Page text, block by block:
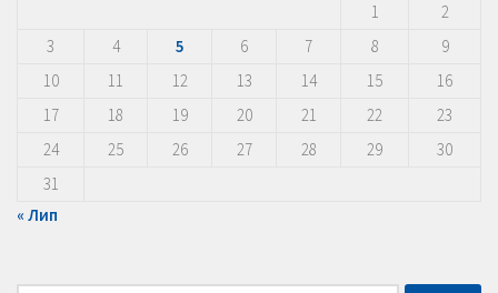
1
2
3
4 5 6 7 8
9
10
11 12 13 14 15
16
17
18 19 20 21 22
23
24
25 26 27 28 29
30
31
« Лип